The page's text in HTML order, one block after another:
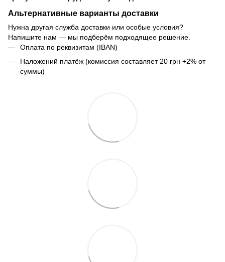
Альтернативные варианты доставки
Нужна другая служба доставки или особые условия?
Напишите нам — мы подберём подходящее решение.
Оплата по реквизитам (IBAN)
Наложений платёж (комиссия составляет 20 грн +2% от
суммы)